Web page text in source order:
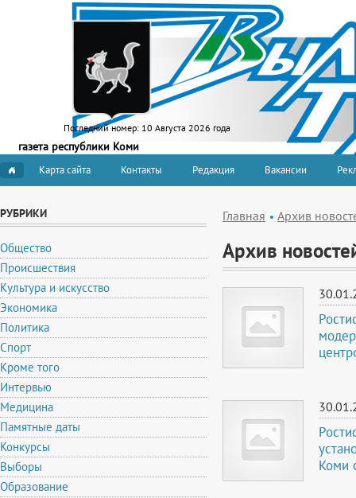
Последний номер: 10 Августа 2026 года
газета республики Коми
Карта сайта Контакты Редакция Вакансии
РУБРИКИ
Общество
Происшествия
Культура и искусство
Экономика
Политика
Спорт
Кроме того
Интервью
Медицина
Памятные даты
Конкурсы
Выборы
Образование
Главная Архив
Архив
Коми